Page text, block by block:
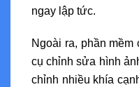
ngay lập tức.
Ngoài ra, phần
cụ chỉnh sửa hình
chỉnh nhiều khía